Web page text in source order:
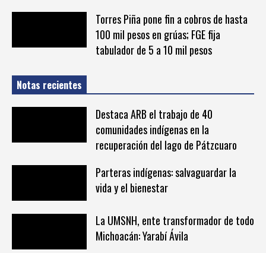
Torres Piña pone fin a cobros de hasta
100 mil pesos en grúas; FGE fija
tabulador de 5 a 10 mil pesos
Notas recientes
Destaca ARB el trabajo de 40
comunidades indígenas en la
recuperación del lago de Pátzcuaro
Parteras indígenas: salvaguardar la
vida y el bienestar
La UMSNH, ente transformador de todo
Michoacán: Yarabí Ávila